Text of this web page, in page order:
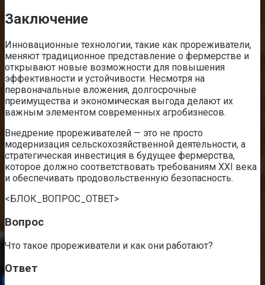
Заключение
Инновационные технологии, такие как прореживатели,
меняют традиционное представление о фермерстве и
открывают новые возможности для повышения
эффективности и устойчивости. Несмотря на
первоначальные вложения, долгосрочные
преимущества и экономическая выгода делают их
важным элементом современных агробизнесов.
Внедрение прореживателей — это не просто
модернизация сельскохозяйственной деятельности, а
стратегическая инвестиция в будущее фермерства,
которое должно соответствовать требованиям XXI века
и обеспечивать продовольственную безопасность.
<БЛОК_ВОПРОС_ОТВЕТ>
Вопрос
Что такое прореживатели и как они работают?
Ответ